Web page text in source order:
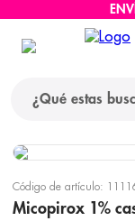
Código de artículo:
Micopirox 1%
términos
1. protector solar